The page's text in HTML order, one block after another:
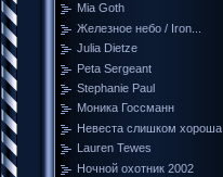
Mia Goth
Железное небо / Iron...
Julia Dietze
Peta Sergeant
Stephanie Paul
Моника Госсманн
Невеста слишком хороша
Lauren Tewes
Ночной охотник 2002